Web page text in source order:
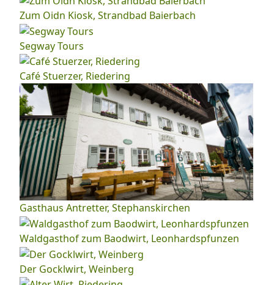
Zum Oidn Kiosk, Strandbad Baierbach
Segway Tours
Café Stuerzer, Riedering
Gasthaus Antretter, Stephanskirchen
Waldgasthof zum Baodwirt, Leonhardspfunzen
Der Gocklwirt, Weinberg